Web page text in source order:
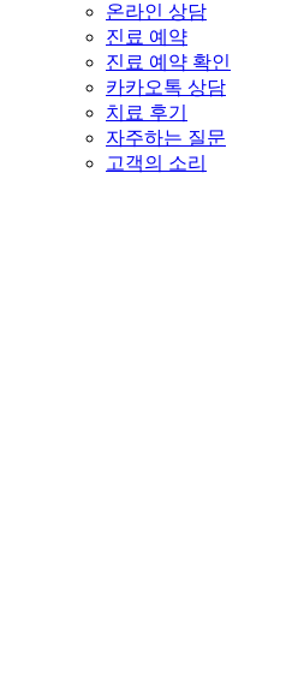
온라인 상담
진료 예약
진료 예약 확인
카카오톡 상담
치료 후기
자주하는 질문
고객의 소리